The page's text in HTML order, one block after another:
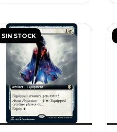
SIN STOCK